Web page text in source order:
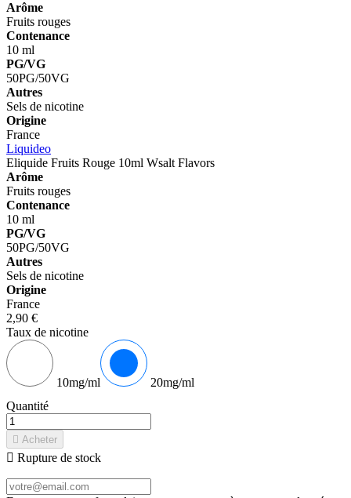
Arôme
Fruits rouges
Contenance
10 ml
PG/VG
50PG/50VG
Autres
Sels de nicotine
Origine
France
Liquideo
Eliquide Fruits Rouge 10ml Wsalt Flavors
Arôme
Fruits rouges
Contenance
10 ml
PG/VG
50PG/50VG
Autres
Sels de nicotine
Origine
France
2,90 €
Taux de nicotine
10mg/ml
20mg/ml
Quantité
 Acheter
 Rupture de stock